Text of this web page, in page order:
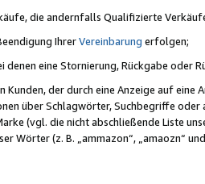
die andernfalls Qualifizierte
IhrerVereinbarung erfolgen;
denen eine Stornierung, Rückgabe oder
Kunden, der durch eine Anzeige auf
über Schlagwörter, Suchbegriffe
(vgl. die nicht abschließende Liste
Wörter (z. B. „ammazon“, „amaozn“